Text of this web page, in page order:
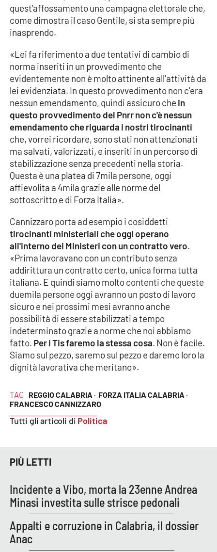
TAG REGGIO CALABRIA · FORZA ITALIA CALABRIA ·
FRANCESCO CANNIZZARO
Tutti gli articoli di Politica
quest’affossamento una campagna elettorale che,
come dimostra il caso Gentile, si sta sempre più
inasprendo.
«Lei fa riferimento a due tentativi di cambio di
norma inseriti in un provvedimento che
evidentemente non è molto attinente all'attività da
lei evidenziata. In questo provvedimento non c'era
nessun emendamento, quindi assicuro che in
questo provvedimento del Pnrr non c'è nessun
emendamento che riguarda i nostri tirocinanti
che, vorrei ricordare, sono stati non attenzionati
ma salvati, valorizzati, e inseriti in un percorso di
stabilizzazione senza precedenti nella storia.
Questa è una platea di 7mila persone, oggi
affievolita a 4mila grazie alle norme del
sottoscritto e di Forza Italia».
Cannizzaro porta ad esempio i cosiddetti
tirocinanti ministeriali che oggi operano
all'interno dei Ministeri con un contratto vero.
«Prima lavoravano con un contributo senza
addirittura un contratto certo, unica forma tutta
italiana. E quindi siamo molto contenti che queste
duemila persone oggi avranno un posto di lavoro
sicuro e nei prossimi mesi avranno anche
possibilità di essere stabilizzati a tempo
indeterminato grazie a norme che noi abbiamo
fatto. Per i Tis faremo la stessa cosa. Non è facile.
Siamo sul pezzo, saremo sul pezzo e daremo loro la
dignità lavorativa che meritano».
PIÙ LETTI
Incidente a Vibo, morta la 23enne Andrea
Minasi investita sulle strisce pedonali
Appalti e corruzione in Calabria, il dossier
Anac